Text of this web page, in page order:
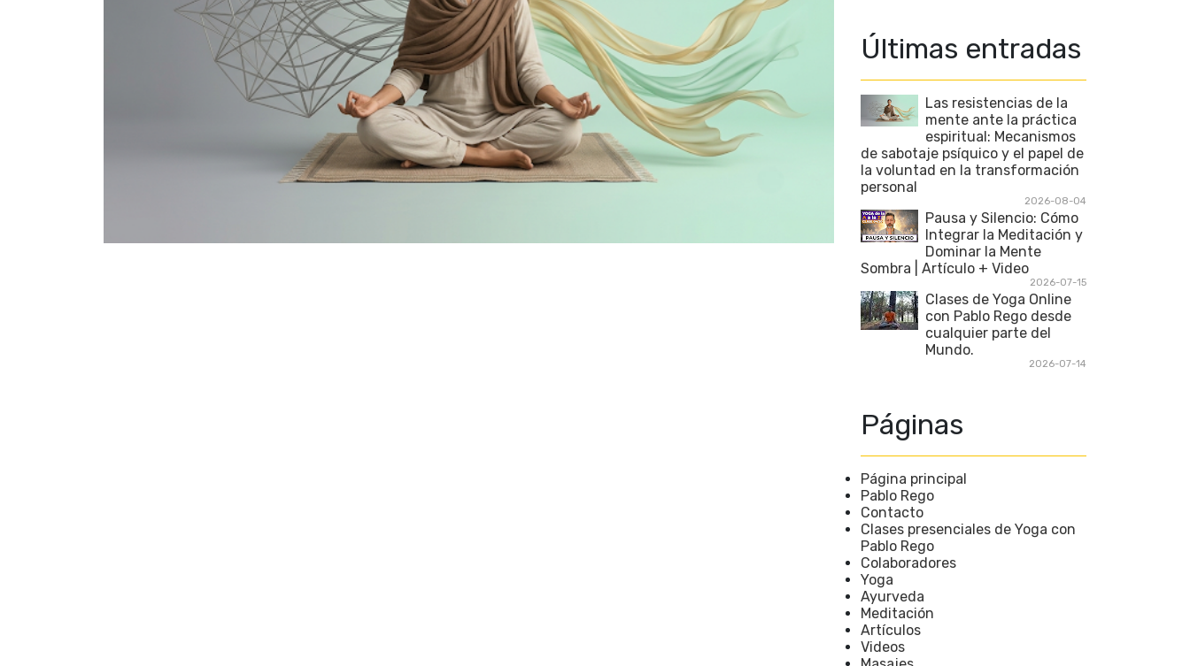
Últimas entradas
Las resistencias de la
mente ante la práctica
espiritual: Mecanismos
de sabotaje psíquico y el papel de
la voluntad en la transformación
personal
2026-08-04
Pausa y Silencio: Cómo
Integrar la Meditación y
Dominar la Mente
Sombra | Artículo + Video
2026-07-15
Clases de Yoga Online
con Pablo Rego desde
cualquier parte del
Mundo.
2026-07-14
Páginas
Página principal
Pablo Rego
Contacto
Clases presenciales de Yoga con
Pablo Rego
Colaboradores
Yoga
Ayurveda
Meditación
Artículos
Videos